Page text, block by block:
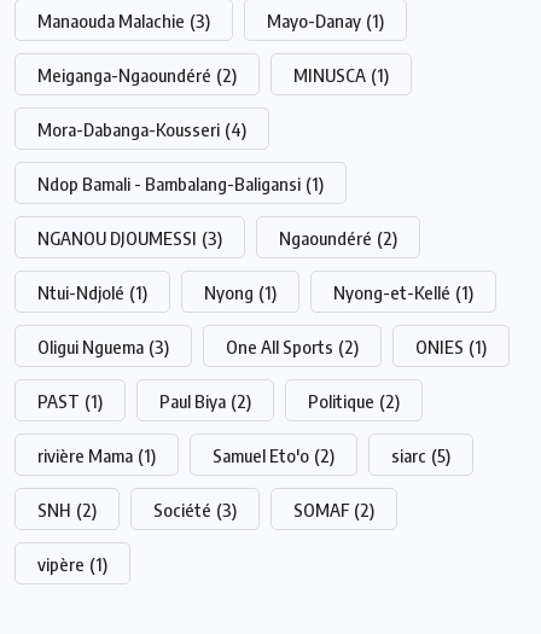
Manaouda Malachie (3) Mayo-Danay (1)
Meiganga-Ngaoundéré (2) MINUSCA (1)
Mora-Dabanga-Kousseri (4)
Ndop Bamali - Bambalang-Baligansi (1)
NGANOU DJOUMESSI (3) Ngaoundéré (2)
Ntui-Ndjolé (1) Nyong (1) Nyong-et-Kellé (1)
Oligui Nguema (3) One All Sports (2) ONIES (1)
PAST (1) Paul Biya (2) Politique (2)
rivière Mama (1) Samuel Eto'o (2) siarc (5)
SNH (2) Société (3) SOMAF (2)
vipère (1)